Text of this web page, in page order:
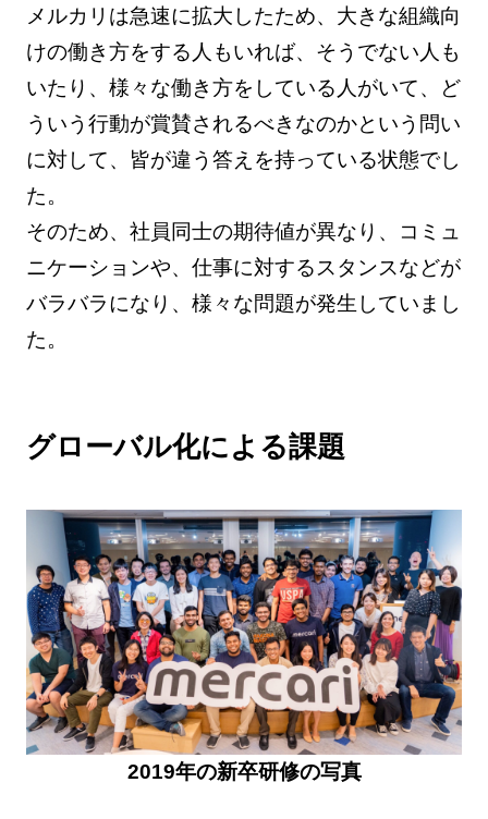
メルカリは急速に拡大したため、大きな組織向
けの働き方をする人もいれば、そうでない人も
いたり、様々な働き方をしている人がいて、ど
ういう行動が賞賛されるべきなのかという問い
に対して、皆が違う答えを持っている状態でし
た。
そのため、社員同士の期待値が異なり、コミュ
ニケーションや、仕事に対するスタンスなどが
バラバラになり、様々な問題が発生していまし
た。
グローバル化による課題
2019年の新卒研修の写真